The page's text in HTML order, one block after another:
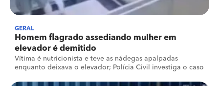
GERAL
Homem flagrado assediando mulher em
elevador é demitido
Vítima é nutricionista e teve as nádegas apalpadas
enquanto deixava o elevador; Polícia Civil investiga o caso